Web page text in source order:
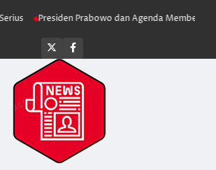
Presiden Prabowo dan Agenda Membersihkan
Twitterfacebook